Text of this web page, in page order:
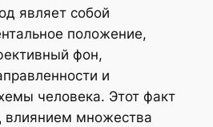
являет собой
положение,
фон,
и
человека. Этот факт
влиянием множества